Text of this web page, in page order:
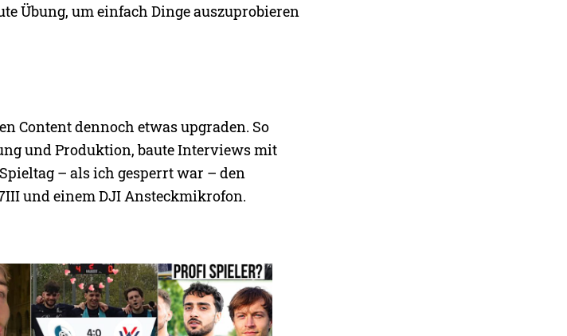
Übung, um einfach Dinge auszuprobieren
Content dennoch etwas upgraden. So
und Produktion, baute Interviews mit
– als ich gesperrt war – den
und einem DJI Ansteckmikrofon.